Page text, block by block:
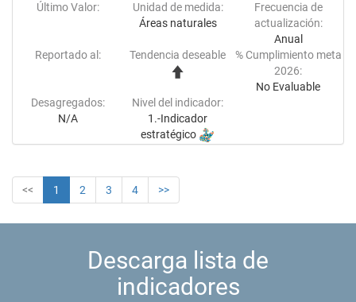
Último Valor:
Unidad de medida:
Áreas naturales
Frecuencia de
actualización:
Anual
Reportado al:
Tendencia deseable
% Cumplimiento meta
2026:
No Evaluable
Desagregados:
N/A
Nivel del indicador:
1.-Indicador
estratégico
<< 1 2 3 4 >>
Descarga lista de
indicadores